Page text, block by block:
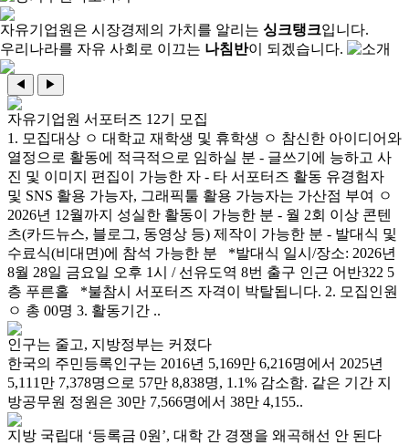
자유기업원은 시장경제의 가치를 알리는 싱크탱크입니다.
우리나라를 자유 사회로 이끄는 나침반이 되겠습니다.
◀ ▶
자유기업원 서포터즈 12기 모집
1. 모집대상 ㅇ 대학교 재학생 및 휴학생 ㅇ 참신한 아이디어와
열정으로 활동에 적극적으로 임하실 분 - 글쓰기에 능하고 사
진 및 이미지 편집이 가능한 자 - 타 서포터즈 활동 유경험자
및 SNS 활용 가능자, 그래픽툴 활용 가능자는 가산점 부여 ㅇ
2026년 12월까지 성실한 활동이 가능한 분 - 월 2회 이상 콘텐
츠(카드뉴스, 블로그, 동영상 등) 제작이 가능한 분 - 발대식 및
수료식(비대면)에 참석 가능한 분 *발대식 일시/장소: 2026년
8월 28일 금요일 오후 1시 / 선유도역 8번 출구 인근 어반322 5
층 푸른홀 *불참시 서포터즈 자격이 박탈됩니다. 2. 모집인원
ㅇ 총 00명 3. 활동기간 ..
인구는 줄고, 지방정부는 커졌다
한국의 주민등록인구는 2016년 5,169만 6,216명에서 2025년
5,111만 7,378명으로 57만 8,838명, 1.1% 감소함. 같은 기간 지
방공무원 정원은 30만 7,566명에서 38만 4,155..
지방 국립대 ‘등록금 0원’, 대학 간 경쟁을 왜곡해선 안 된다